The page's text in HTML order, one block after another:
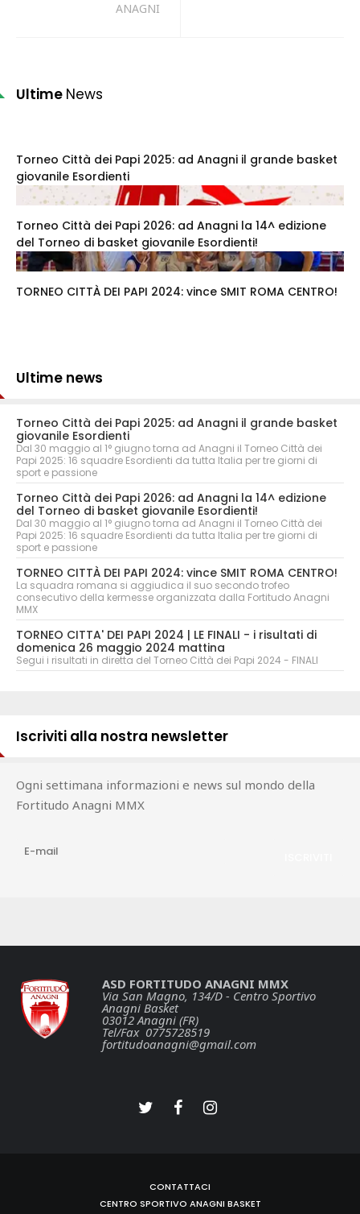
ANAGNI
Ultime News
Torneo Città dei Papi 2025: ad Anagni il grande basket
giovanile Esordienti
Torneo Città dei Papi 2026: ad Anagni la 14^ edizione
del Torneo di basket giovanile Esordienti!
TORNEO CITTÀ DEI PAPI 2024: vince SMIT ROMA CENTRO!
Ultime news
Torneo Città dei Papi 2025: ad Anagni il grande basket
giovanile Esordienti
Dal 30 maggio al 1° giugno torna ad Anagni il Torneo Città dei
Papi 2025: 16 squadre Esordienti da tutta Italia per tre giorni di
sport e passione
Torneo Città dei Papi 2026: ad Anagni la 14^ edizione
del Torneo di basket giovanile Esordienti!
Dal 30 maggio al 1° giugno torna ad Anagni il Torneo Città dei
Papi 2025: 16 squadre Esordienti da tutta Italia per tre giorni di
sport e passione
TORNEO CITTÀ DEI PAPI 2024: vince SMIT ROMA CENTRO!
La squadra romana si aggiudica il suo secondo trofeo
consecutivo della kermesse organizzata dalla Fortitudo Anagni
MMX
TORNEO CITTA' DEI PAPI 2024 | LE FINALI - i risultati di
domenica 26 maggio 2024 mattina
Segui i risultati in diretta del Torneo Città dei Papi 2024 - FINALI
Iscriviti alla nostra newsletter
Ogni settimana informazioni e news sul mondo della
Fortitudo Anagni MMX
ASD FORTITUDO ANAGNI MMX
Via San Magno, 134/D - Centro Sportivo
Anagni Basket
03012 Anagni (FR)
Tel/Fax 0775728519
fortitudoanagni@gmail.com
CONTATTACI
CENTRO SPORTIVO ANAGNI BASKET